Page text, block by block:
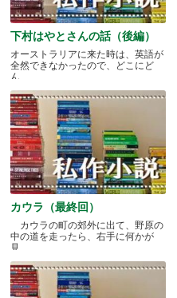
下村はやとさんの話（後編）
オーストラリアに来た時は、英語が
全然できなかったので、どこにど
ん.....
カウラ（最終回）
カウラの町の郊外に出て、野原の
中の道を走ったら、右手に何かが
見.....